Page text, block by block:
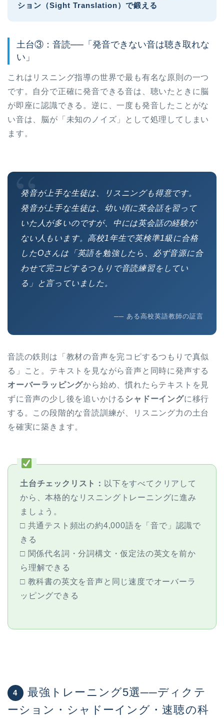
ション（Sight Translation）で鍛える
土台③：音読──「発音できない音は聴き取れな
い」
これはリスニング指導の世界で最も有名な原則の一つ
です。自分で正確に発音できる音は、聴いたときに脳
が即座に認識できる。逆に、一度も発音したことがな
い音は、脳が「未知のノイズ」として処理してしまい
ます。
“
発音が上手な生徒は、リスニングも得意です。
発音が上手な生徒は、幼い頃に英会話を習って
いた人が多いのですが、中には英会話の経験が
ない人もいます。高校1年生で英検準1級に合格
したOさんは「英語を勉強したら、必ず音源に合
わせて完コピするつもりで音読練習をしてい
る」と言っていました。
── ある高校英語教師の証言
音読の鉄則は「教材の音声を完コピするつもりで真似
る」こと。テキストを見ながら音声と同時に発声する
オーバーラッピングから始め、慣れたらテキストを見
ずに音声の少し後を追いかける シャドーイングに移行
する。この段階的な音読訓練が、リスニング力の土台
を確実に築きます。
土台チェックリスト： 以下をすべてクリアして
から、本格的なリスニングトレーニングに進み
ましょう。
□ 共通テスト頻出の約4,000語を「音で」認識で
きる
□ 関係代名詞・分詞構文・仮定法の英文を前か
ら理解できる
□ 教科書の英文を音声と同じ速度でオーバーラ
ッピングできる
4
最強トレーニング5選──ディクテ
ーション・シャドーイング・速聴の科